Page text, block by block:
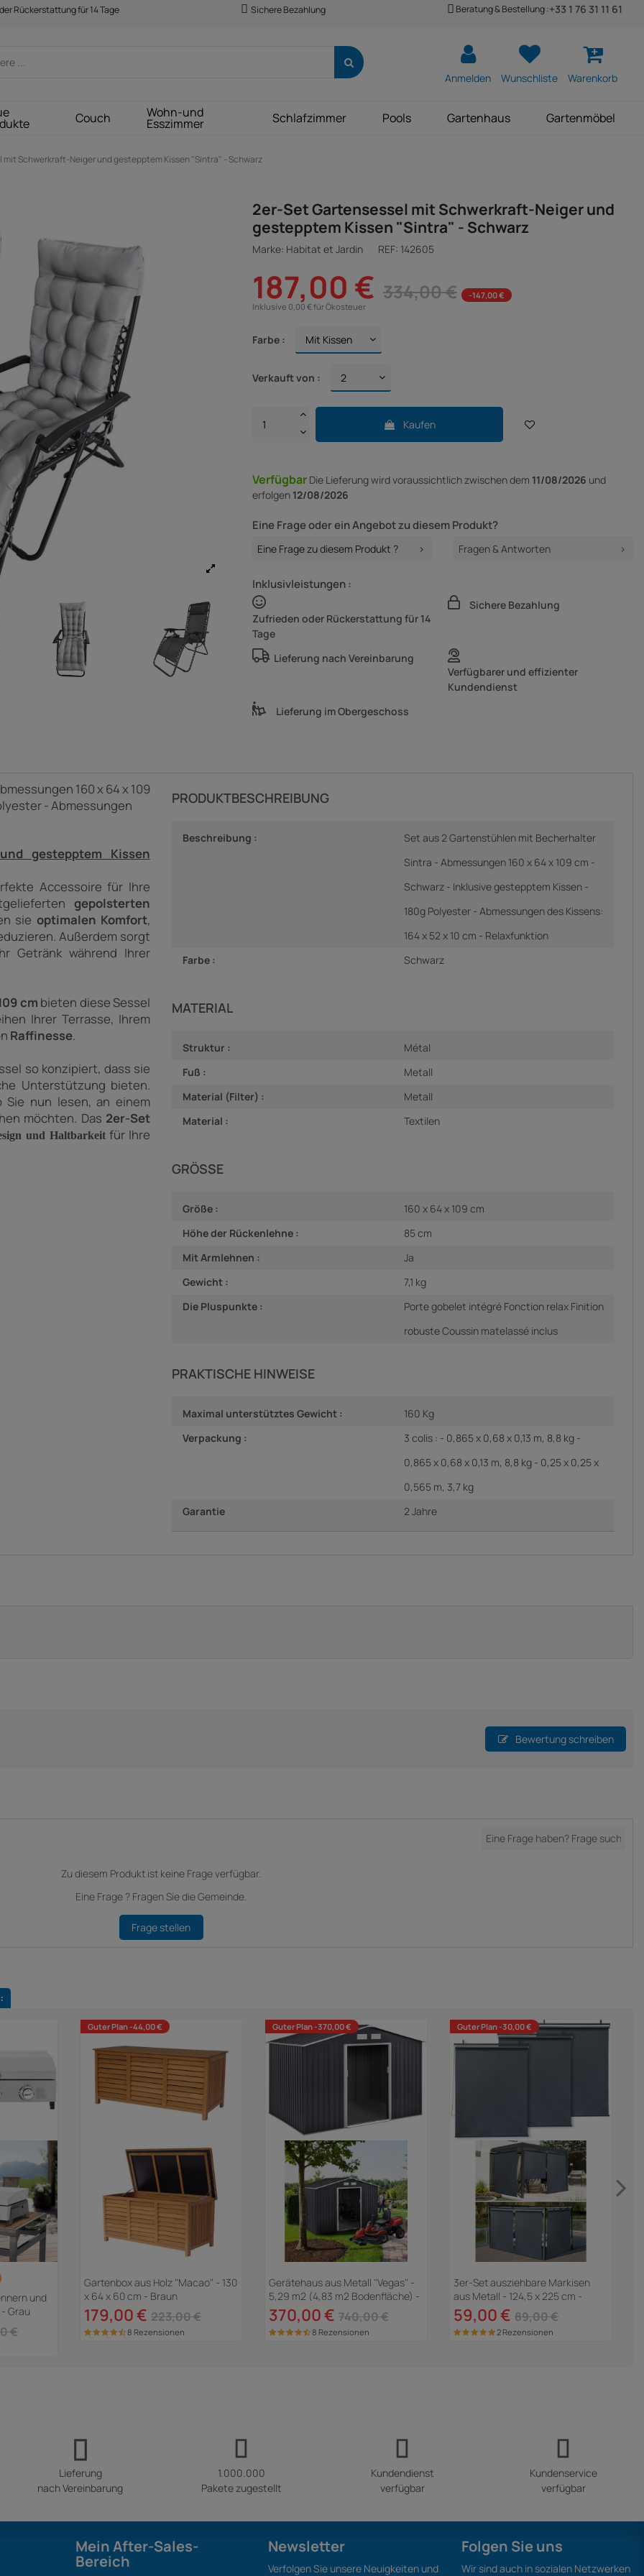
Rückerstattung für 14 Tage Sichere Bezahlung Beratung & Bestellung :+33 1 76 31 11 61
Anmelden Wunschliste Warenkorb
Couch Wohn-und
Esszimmer Schlafzimmer Pools Gartenhaus Gartenmöbel
mit Schwerkraft-Neiger und gestepptem Kissen "Sintra" - Schwarz
2er-Set Gartensessel mit Schwerkraft-Neiger und
gestepptem Kissen "Sintra" - Schwarz
Marke: Habitat et Jardin REF: 142605
187,00 € 334,00 €
-147,00 €
Inklusive 0,00 € für Ökosteuer
Farbe :
Verkauft von :
Kaufen
Verfügbar Die Lieferungwird voraussichtlich zwischen dem 11/08/2026 und
erfolgen 12/08/2026
Eine Frage oder ein Angebot zu diesem Produkt?
Eine Frage zu diesem Produkt ? Fragen & Antworten
Inklusivleistungen :
Zufrieden oder Rückerstattung für 14
Tage
Sichere Bezahlung
Lieferung nach Vereinbarung
Verfügbarer und effizienter
Kundendienst
Lieferung im Obergeschoss
160 x 64 x 109
- Abmessungen
gestepptem Kissen
Accessoire für Ihre
gepolsterten
sie optimalen Komfort,
Außerdem sorgt
Getränk während Ihrer
cm bieten diese Sessel
Ihrer Terrasse, Ihrem
Raffinesse.
so konzipiert, dass sie
Unterstützung bieten.
Sie nun lesen, an einem
möchten. Das 2er-Set
und Haltbarkeitfür Ihre
PRODUKTBESCHREIBUNG
Beschreibung :
Set aus 2 Gartenstühlen mit Becherhalter
Sintra - Abmessungen 160 x 64 x 109 cm -
Schwarz - Inklusive gestepptem Kissen -
180g Polyester - Abmessungen des Kissens:
164 x 52 x 10 cm - Relaxfunktion
Farbe :
Schwarz
MATERIAL
Struktur :
Métal
Fuß :
Metall
Material (Filter) :
Metall
Material :
Textilen
GRÖSSE
Größe :
160 x 64 x 109 cm
Höhe der Rückenlehne :
85 cm
Mit Armlehnen :
Ja
Gewicht :
7,1 kg
Die Pluspunkte :
Porte gobelet intégré Fonction relax Finition
robuste Coussin matelassé inclus
PRAKTISCHE HINWEISE
Maximal unterstütztes Gewicht :
160 Kg
Verpackung :
3 colis : - 0,865 x 0,68 x 0,13 m, 8,8 kg -
0,865 x 0,68 x 0,13 m, 8,8 kg - 0,25 x 0,25 x
0,565 m, 3,7 kg
Garantie
2 Jahre
Bewertung schreiben
Zu diesem Produkt ist keine Frage verfügbar.
Eine Frage ? Fragen Sie die Gemeinde.
Frage stellen
und
Grau
€
Guter Plan -44,00 €
Gartenbox aus Holz "Macao" - 130
x 64 x 60 cm - Braun
179,00 € 223,00 €
8 Rezensionen
Guter Plan -370,00 €
Gerätehaus aus Metall "Vegas" -
5,29 m2 (4,83 m2 Bodenfläche) -
Grau
370,00 € 740,00 €
8 Rezensionen
Guter Plan -30,00 €
3er-Set ausziehbare Markisen
aus Metall - 124,5 x 225 cm -
Anthrazitgrau
59,00 € 89,00 €
2 Rezensionen
Lieferung
nach Vereinbarung
1.000.000
Pakete zugestellt
Kundendienst
verfügbar
Kundenservice
verfügbar
Mein After-Sales-
Bereich
Newsletter
Verfolgen Sie unsere Neuigkeiten und
Folgen Sie uns
Wir sind auch in sozialen Netzwerken